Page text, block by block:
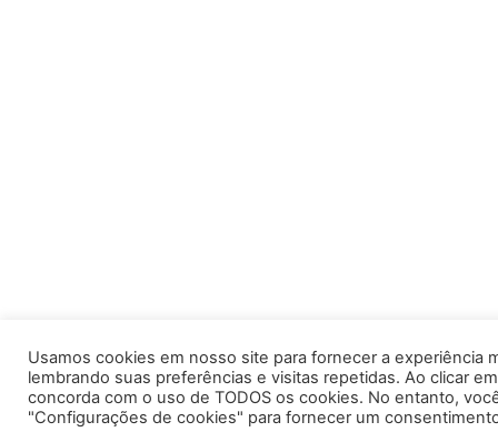
Usamos cookies em nosso site para fornecer a experiência
lembrando suas preferências e visitas repetidas. Ao clicar
concorda com o uso de TODOS os cookies. No entanto,
"Configurações de cookies" para fornecer um